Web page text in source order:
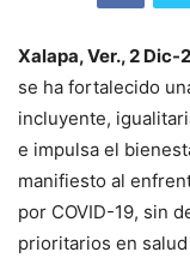
Xalapa, Ver., 2 Dic-
se ha fortalecido
incluyente,
e impulsa el
manifiesto al
por COVID-19, sin
prioritarios en